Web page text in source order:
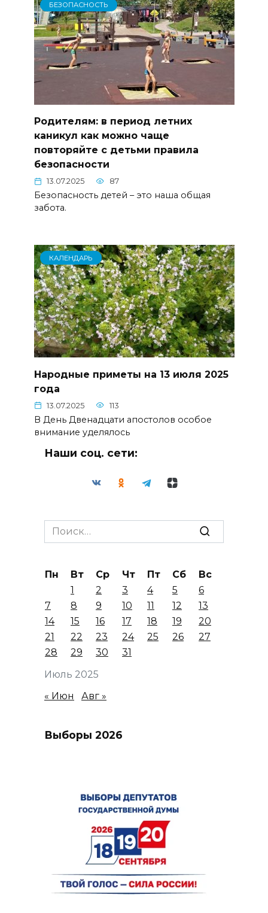
БЕЗОПАСНОСТЬ
Родителям: в период летних
каникул как можно чаще
повторяйте с детьми правила
безопасности
13.07.2025 87
Безопасность детей – это наша общая
забота.
КАЛЕНДАРЬ
Народные приметы на 13 июля 2025
года
13.07.2025 113
В День Двенадцати апостолов особое
внимание уделялось
Наши соц. сети:
Search
for:
Июль 2025
Пн Вт Ср Чт Пт Сб
Вс
1
2 3 4 5
6
7
8 9 10 11 12
13
14
15 16 17 18 19
20
21
22 23 24 25 26
27
28
29 30 31
« Июн Авг »
Выборы 2026